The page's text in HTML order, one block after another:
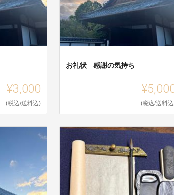
¥3,000
(税込/送料込)
お礼状 感謝の気持ち
(税込/送料